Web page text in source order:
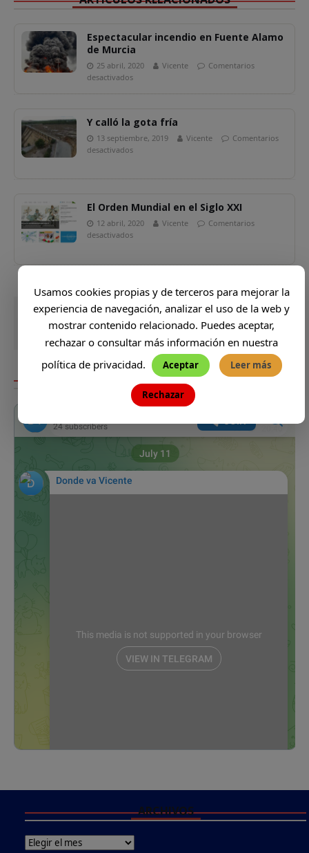
Espectacular incendio en Fuente Alamo
de Murcia
25 abril, 2020 Vicente
Comentarios
desactivados
Y calló la gota fría
13 septiembre, 2019 Vicente
Comentarios
desactivados
El Orden Mundial en el Siglo XXI
12 abril, 2020 Vicente
Comentarios
desactivados
DONDE VA VICENTE
ARCHIVOS
Usamos cookies propias y de terceros para mejorar la
experiencia de navegación, analizar el uso de la web y
mostrar contenido relacionado. Puedes aceptar,
rechazar o consultar más información en nuestra
política de privacidad.
Aceptar Leer más
Rechazar